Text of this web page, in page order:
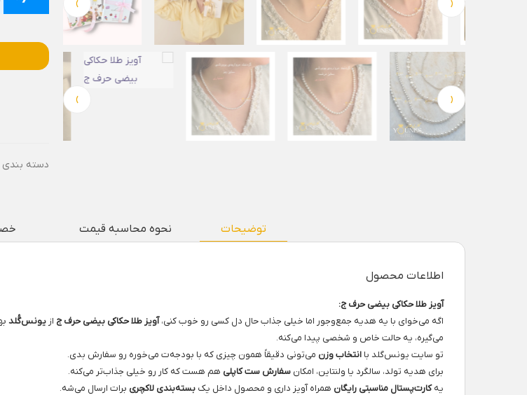
‹
›
دسته بندی
توضیحات نحوه محاسبه قیمت
اطلاعات محصول
آویز طلا حکاکی بیضی حرف ج:
اگه می‌خوای با یه هدیه جمع‌وجور اما خیلی جذاب حال دل کسی رو خوب کنی،آویز طلا حکاکی بیضی حرف ج از یونس‌گُلد
می‌گیره، یه حالت خاص و شخصی پیدا می‌کنه.
تو سایت یونس‌گلد با انتخاب وزن می‌تونی دقیقاً همون چیزی که با بودجه‌ت می‌خوره رو سفارش بدی.
برای هدیه تولد، سالگرد یا ولنتاین، امکان سفارش ست کاپلی هم هست که کار رو خیلی جذاب‌تر می‌کنه.
یهکارت‌پستال مناسبتی رایگان همراه آویز داری و محصول داخل یک بسته‌بندی لاکچری برات ارسال می‌شه.